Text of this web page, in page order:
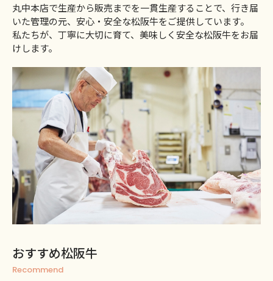
丸中本店で生産から販売までを一貫生産することで、行き届
いた管理の元、安心・安全な松阪牛をご提供しています。
私たちが、丁寧に大切に育て、美味しく安全な松阪牛をお届
けします。
おすすめ松阪牛
Recommend